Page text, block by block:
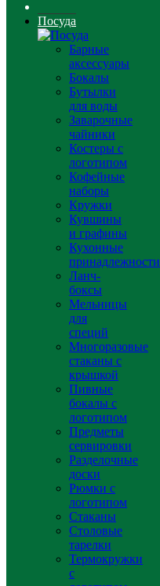
Посуда
Барные
аксессуары
Бокалы
Бутылки
для воды
Заварочные
чайники
Костеры с
логотипом
Кофейные
наборы
Кружки
Кувшины
и графины
Кухонные
принадлежности
Ланч-
боксы
Мельницы
для
специй
Многоразовые
стаканы с
крышкой
Пивные
бокалы с
логотипом
Предметы
сервировки
Разделочные
доски
Рюмки с
логотипом
Стаканы
Столовые
тарелки
Термокружки
с